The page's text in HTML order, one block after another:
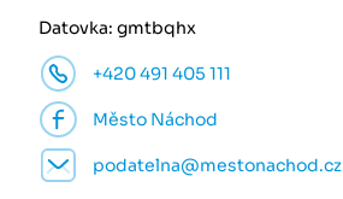
Datovka: gmtbqhx
+420 491 405 111
Město Náchod
podatelna@mestonachod.cz